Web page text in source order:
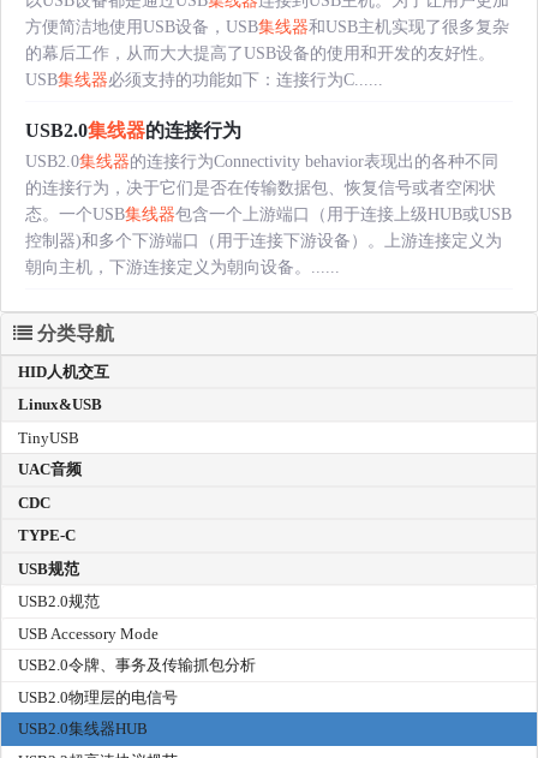
方便简洁地使用USB设备，USB集线器和USB主机实现了很多复杂
的幕后工作，从而大大提高了USB设备的使用和开发的友好性。
USB集线器必须支持的功能如下：连接行为C......
USB2.0集线器的连接行为
USB2.0集线器的连接行为Connectivity behavior表现出的各种不同
的连接行为，决于它们是否在传输数据包、恢复信号或者空闲状
态。一个USB集线器包含一个上游端口（用于连接上级HUB或USB
控制器)和多个下游端口（用于连接下游设备）。上游连接定义为
朝向主机，下游连接定义为朝向设备。......
分类导航
HID人机交互
Linux&USB
TinyUSB
UAC音频
CDC
TYPE-C
USB规范
USB2.0规范
USB Accessory Mode
USB2.0令牌、事务及传输抓包分析
USB2.0物理层的电信号
USB2.0集线器HUB